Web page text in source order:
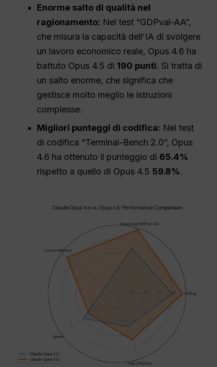
Enorme salto di qualità nel
ragionamento: Nel test “GDPval-AA”,
che misura la capacità dell'IA di svolgere
un lavoro economico reale, Opus 4.6 ha
battuto Opus 4.5 di 190 punti. Si tratta di
un salto enorme, che significa che
gestisce molto meglio le istruzioni
complesse.
Migliori punteggi di codifica: Nel test
di codifica “Terminal-Bench 2.0”, Opus
4.6 ha ottenuto il punteggio di 65.4%
rispetto a quello di Opus 4.5 59.8%.